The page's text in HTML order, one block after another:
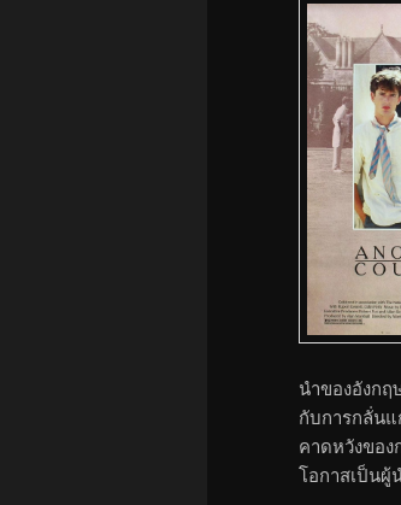
นำของอังกฤ
กับการกลั่น
คาดหวังของ
โอกาสเป็นผู้